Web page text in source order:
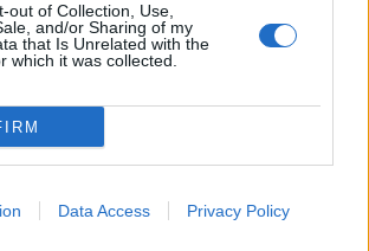
out of Collection, Use,
and/or Sharing of my
that Is Unrelated with the
which it was collected.
Data Access Privacy Policy
vehet a növényzet korai fejlődése
Túlfogyasztás napja - július 30-ra